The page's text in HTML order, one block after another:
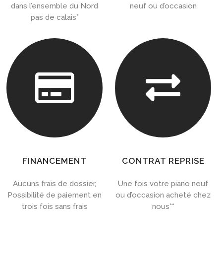
dans l’ensemble du Nord
pas de calais*
neuf ou d’occasion

FINANCEMENT
Aucuns frais de dossier,
Possibilité de paiement en
trois fois sans frais

CONTRAT REPRISE
Une fois votre piano neuf
ou d’occasion acheté chez
nous**